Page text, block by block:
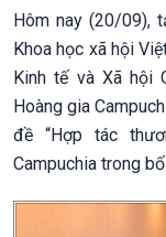
Hôm nay (20/09),
Khoa học xã hội
Kinh tế và Xã hội
Hoàng gia
đề “Hợp tác
Campuchia trong